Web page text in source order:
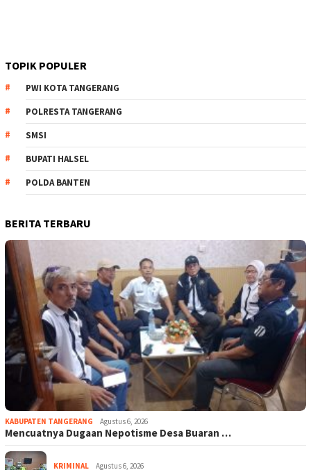
TOPIK POPULER
PWI KOTA TANGERANG
POLRESTA TANGERANG
SMSI
BUPATI HALSEL
POLDA BANTEN
BERITA TERBARU
KABUPATEN TANGERANG Agustus 6, 2026
Mencuatnya Dugaan Nepotisme Desa Buaran …
KRIMINAL Agustus 6, 2026